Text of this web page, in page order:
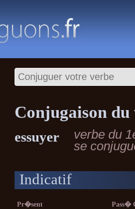
Conjugaison du
essuyer
verbe du
se
Indicatif
Pr�sent
Pass�